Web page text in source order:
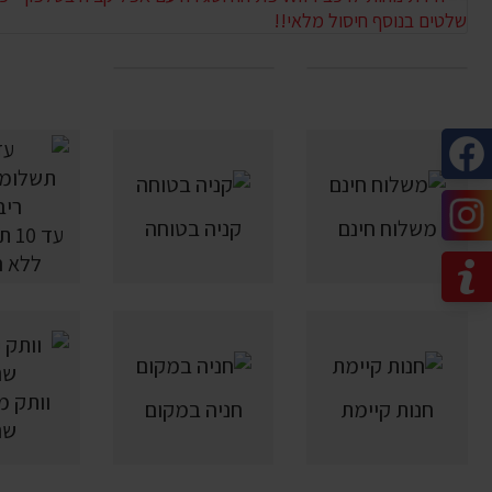
משלוח חינם קניה בטוחה
ללא
חנות קיימת חניה במקום